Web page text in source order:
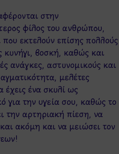
στην
φίλος του ανθρώπου,
που εκτελούν επίσης πολλούς
κυνήγι, βοσκή, καθώς και
ανάγκες, αστυνομικούς και
μελέτες
έχεις ένα σκυλί ως
για την υγεία σου, καθώς το
την αρτηριακή πίεση, να
ακόμη και να μειώσει τον